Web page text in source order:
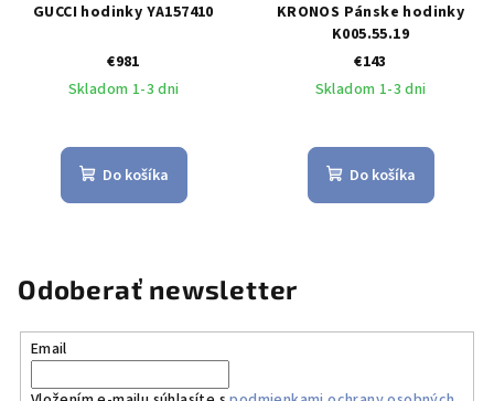
GUCCI hodinky YA157410
€981
Skladom 1-3 dni
Do košíka
KRONOS Pánske hodinky
K005.55.19
€143
Skladom 1-3 dni
Do košíka
Odoberať newsletter
Email